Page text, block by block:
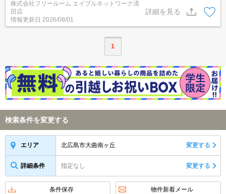
株式会社フリールーム エイブルネットワーク清
田店
情報更新日 2026/08/01
詳細を見る
1
検索条件を変更する
エリア 北広島市大曲南ヶ丘 変更する
詳細条件 指定なし 変更する
条件保存 物件新着メール